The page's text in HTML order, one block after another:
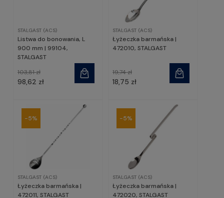
STALGAST (ACS)
Listwa do bonowania, L
900 mm | 99104,
STALGAST
98,62 zł
103,81 zł
STALGAST (ACS)
Łyżeczka barmańska |
472010, STALGAST
18,75 zł
19,74 zł
STALGAST (ACS)
Łyżeczka barmańska |
472011, STALGAST
-5%
STALGAST (ACS)
Łyżeczka barmańska |
472020, STALGAST
-5%